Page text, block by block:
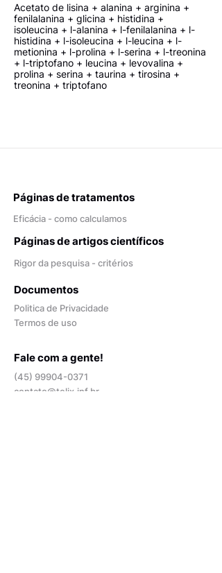
Acetato de lisina + alanina + arginina +
fenilalanina + glicina + histidina +
isoleucina + l-alanina + l-fenilalanina + l-
histidina + l-isoleucina + l-leucina + l-
metionina + l-prolina + l-serina + l-treonina
+ l-triptofano + leucina + levovalina +
prolina + serina + taurina + tirosina +
treonina + triptofano
Páginas de tratamentos
Eficácia - como calculamos
Páginas de artigos científicos
Rigor da pesquisa - critérios
Documentos
Politica de Privacidade
Termos de uso
Fale com a gente!
(45) 99904-0371
contato@telix.inf.br